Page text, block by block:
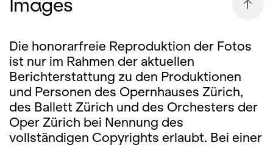
Die honorarfreie Reproduktion der Fotos
ist nur im Rahmen der aktuellen
Berichterstattung zu den Produktionen
und Personen des Opernhauses Zürich,
des Ballett Zürich und des Orchesters der
Oper Zürich bei Nennung des
vollständigen Copyrights erlaubt. Bei einer